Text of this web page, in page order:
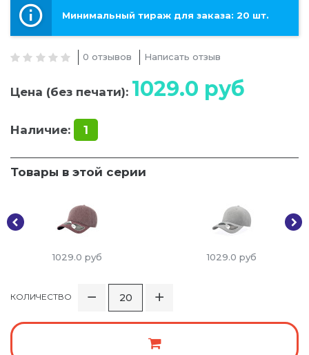
Минимальный тираж для заказа: 20 шт.
0 отзывов Написать отзыв
Цена (без печати): 1029.0 руб
Наличие: 1
Товары в этой серии
1029.0 руб 1029.0 руб
КОЛИЧЕСТВО